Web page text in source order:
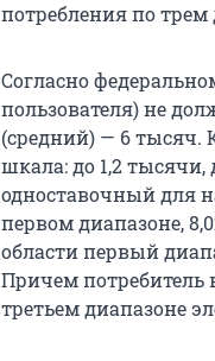
потребления по
Согласно
пользователя) не
(средний) — 6 тысяч.
шкала: до 1,2
одноставочный для
первом диапазоне,
области первый
Причем потребитель
третьем диапазоне